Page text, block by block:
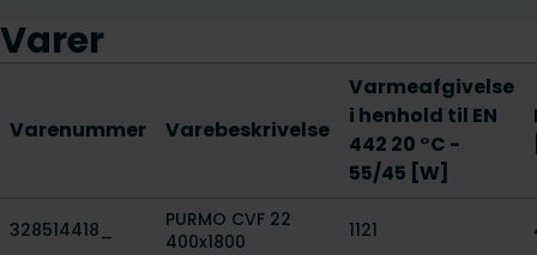
Varer
Varenummer Varebeskrivelse
Varmeafgivelse
i henhold til EN
442 20 °C -
55/45 [W]
328514418_
PURMO CVF 22
400x1800
1121